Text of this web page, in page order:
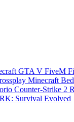
GTA V FiveM
Minecraft
Counter-Strike 2
Survival Evolved